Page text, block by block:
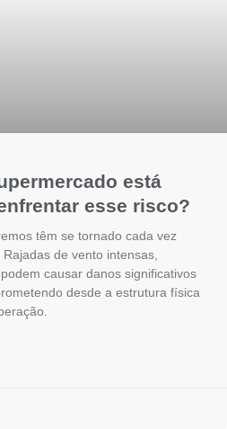
está
esse risco?
têm se tornado cada vez
de vento intensas,
causar danos significativos
desde a estrutura física